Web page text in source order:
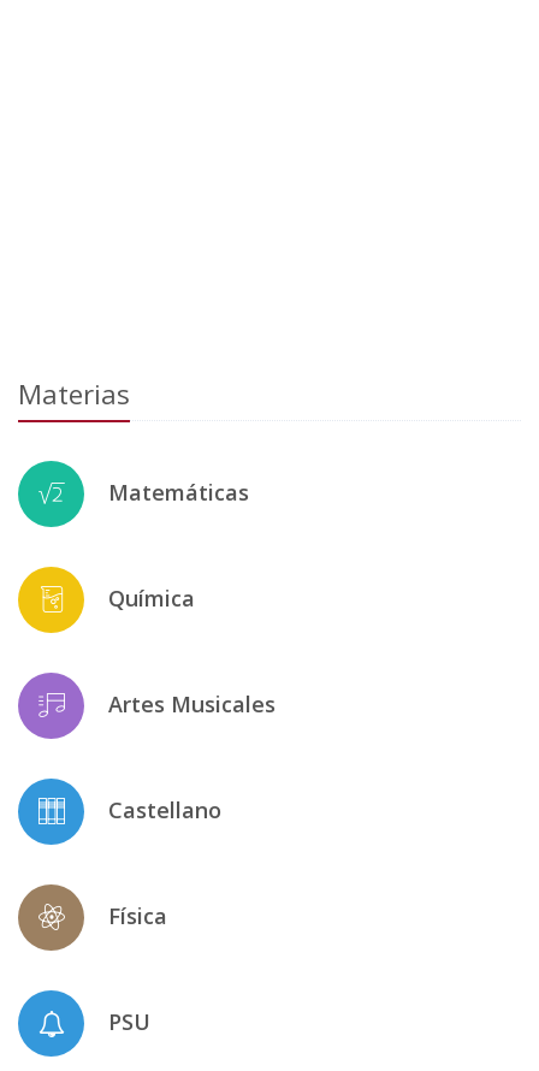
Materias
Matemáticas
Química
Artes Musicales
Castellano
Física
PSU